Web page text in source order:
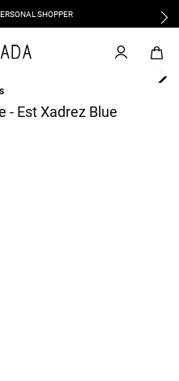
SHOPPER
- Est Xadrez Blue